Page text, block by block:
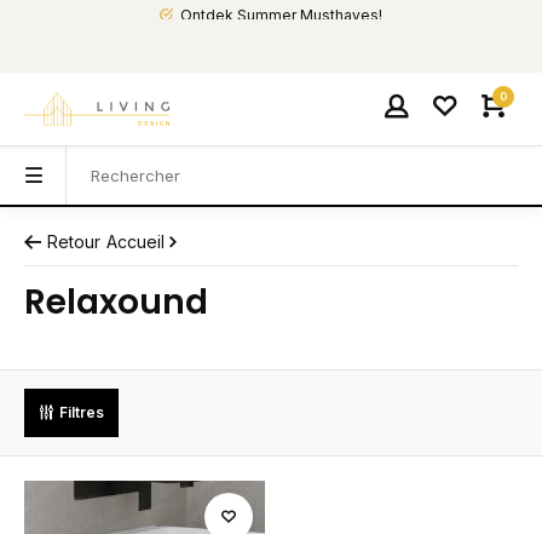
Ontdek Summer Musthaves!
0
Retour Accueil
Relaxound
Filtres